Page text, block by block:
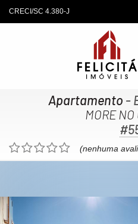
CRECI/SC 4.380-J
Apartamento -
MORE
(nenhuma